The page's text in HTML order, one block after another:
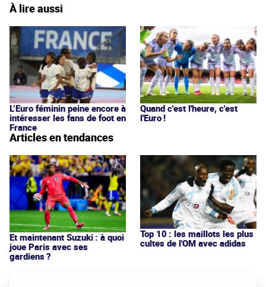
À lire aussi
L’Euro féminin peine encore à
intéresser les fans de foot en
France
Quand c'est l'heure, c'est
l'Euro !
Articles en tendances
Et maintenant Suzuki : à quoi
joue Paris avec ses
gardiens ?
Top 10 : les maillots les plus
cultes de l'OM avec adidas